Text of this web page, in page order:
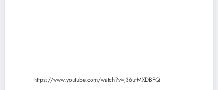
https://www.youtube.com/watch?v=j36utMXDBFQ